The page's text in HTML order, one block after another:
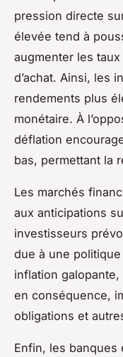
pression directe
élevée tend à
augmenter les
d’achat. Ainsi, les
rendements plus
monétaire. À
déflation
bas, permettant la
Les marchés
aux anticipations
investisseurs
due à une
inflation
en conséquence,
obligations et
Enfin, les